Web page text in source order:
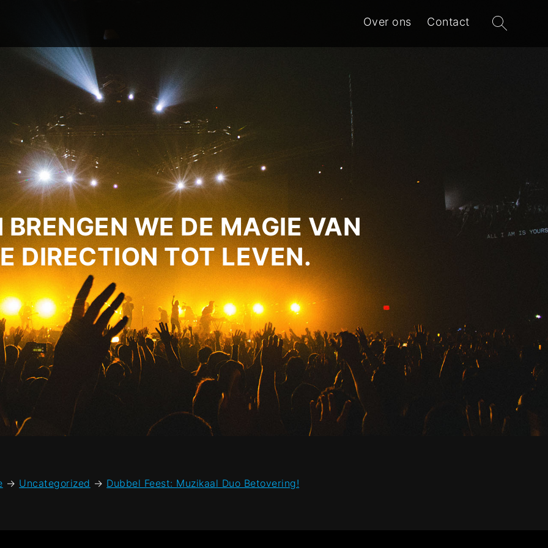
Over ons Contact
Zoeken
naar:
WE DE MAGIE VAN
DIRECTION TOT LEVEN.
→ Uncategorized → Dubbel Feest: Muzikaal Duo Betovering!